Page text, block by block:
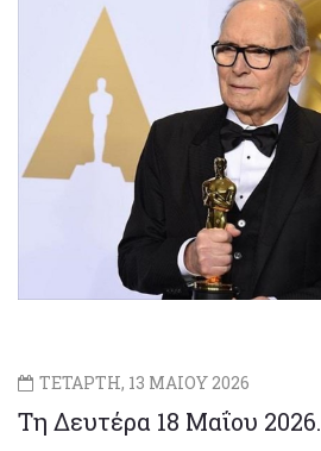
ΤΕΤΑΡΤΗ, 13 ΜΑΙΟΥ 2026
Τη Δευτέρα 18 Μαΐου 2026.